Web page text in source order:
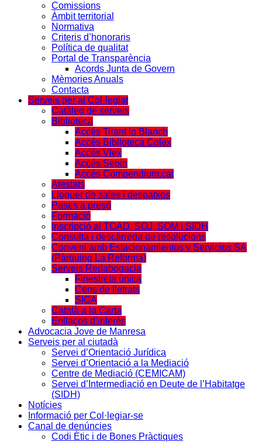
Comissions
Àmbit territorial
Normativa
Criteris d’honoraris
Política de qualitat
Portal de Transparència
Acords Junta de Govern
Mèmories Anuals
Contacta
Serveis per al Col·legiat
Catàleg de serveis
Biblioteca
Accés Tirant lo Blanch
Accés Biblioteca Colex
Accés Vlex
Accés Sepin
Accés Compendium.cat
Atestats
Lloguer de sales i despatxos
Pases a presó
Formació
Inscripció al TOAD, SOJ, SOM i SIDH
Consulta i descàrrega de resolucions
Conveni amb Estacionamientos y Servicios SA
(Pàrquing La Reforma)
Serveis Redabogacia
Finestreta única
Cens de lletrats
SIGA
Català a la Carta
Enllaços d’interès
Advocacia Jove de Manresa
Serveis per al ciutadà
Servei d’Orientació Jurídica
Servei d’Orientació a la Mediació
Centre de Mediació (CEMICAM)
Servei d’Intermediació en Deute de l’Habitatge
(SIDH)
Notícies
Informació per Col·legiar-se
Canal de denúncies
Codi Ètic i de Bones Pràctiques